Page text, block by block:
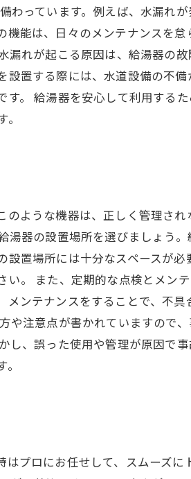
っています。例えば、水漏れ
能は、日々のメンテナンスを
れが起こる原因は、給湯器の
置する際には、水道設備の不
。 給湯器を安心して利用する
ような機器は、正しく管理さ
器の設置場所を選びましょう
置場所には十分なスペースが
。 また、定期的な点検とメン
ンテナンスをすることで、不
や注意点が書かれていますので
、誤った使用や管理が原因で
プロにお任せして、スムーズに